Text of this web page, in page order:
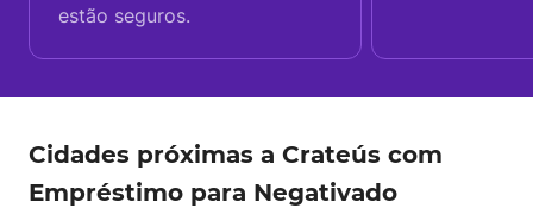
estão seguros.
Cidades próximas a Crateús com
Empréstimo para Negativado